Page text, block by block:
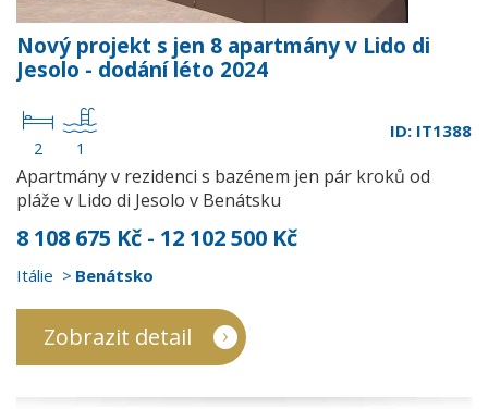
Nový projekt s jen 8 apartmány v Lido di
Jesolo - dodání léto 2024
2 1
ID: IT1388
Apartmány v rezidenci s bazénem jen pár kroků od
pláže v Lido di Jesolo v Benátsku
8 108 675 Kč - 12 102 500 Kč
Itálie Benátsko
Zobrazit detail